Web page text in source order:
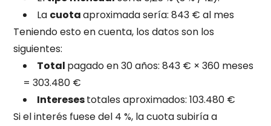
La cuotaaproximada sería: 843 € al mes
Teniendo esto en cuenta, los datos son los
siguientes:
Total pagado en 30 años: 843 € × 360 meses
= 303.480 €
Interesestotales aproximados: 103.480 €
Si el interés fuese del 4 %, la cuota subiría a